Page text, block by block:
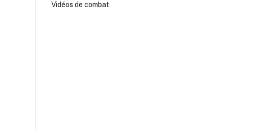
Vidéos de combat